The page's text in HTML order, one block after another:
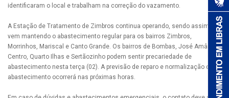
identificaram o local e trabalham na correção do vazamento.
A Estação de Tratamento de Zimbros continua operando, sendo assim,
vem mantendo o abastecimento regular para os bairros Zimbros,
Morrinhos, Mariscal e Canto Grande. Os bairros de Bombas, José Amândio,
Centro, Quarto Ilhas e Sertãozinho podem sentir precariedade de
abastecimento nesta terça (02). A previsão de reparo e normalização do
abastecimento ocorrerá nas próximas horas.